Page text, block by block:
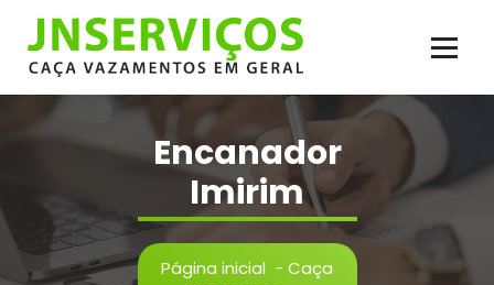
conteúdo
Reparos em Geral. Serviço de Caça Vazamento com Qualidade
Encanador
Imirim
Página inicial - Caça